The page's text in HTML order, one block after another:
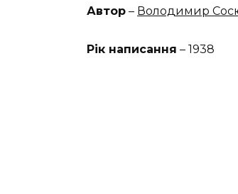
Автор – Володимир
Рік написання – 1938